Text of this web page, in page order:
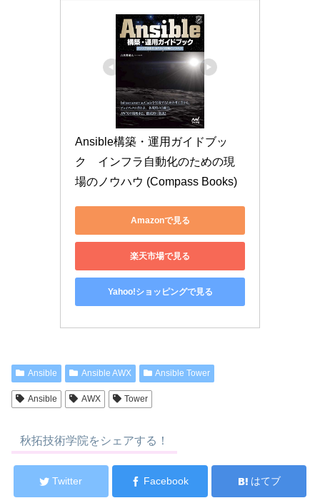
Ansible構築・運用ガイドブッ
ク　インフラ自動化のための現
場のノウハウ (Compass Books)
Amazonで見る
楽天市場で見る
Yahoo!ショッピングで見る
Ansible Ansible AWX Ansible Tower
Ansible AWX Tower
秋拓技術学院をシェアする！
Twitter Facebook はてブ